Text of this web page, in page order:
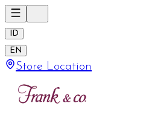
ID
EN
Store Location